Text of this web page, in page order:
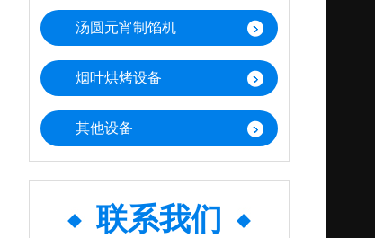
汤圆元宵制馅机
烟叶烘烤设备
其他设备
联系我们